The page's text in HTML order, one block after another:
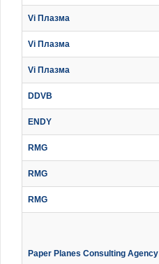
Vi Плазма
Vi Плазма
Vi Плазма
DDVB
ENDY
RMG
RMG
RMG
Paper Planes Consulting Agency